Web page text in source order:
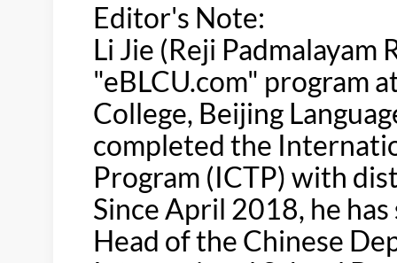
Editor's Note:
Li Jie (Reji
"eBLCU.com" program
College, Beijing
completed the
Program (ICTP) with
Since April 2018, he
Head of the Chinese